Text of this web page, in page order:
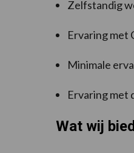
Zelfstandig
Ervaring met
Minimale
Ervaring met
Wat wij